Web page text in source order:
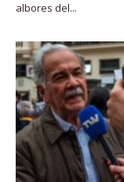
albores del...